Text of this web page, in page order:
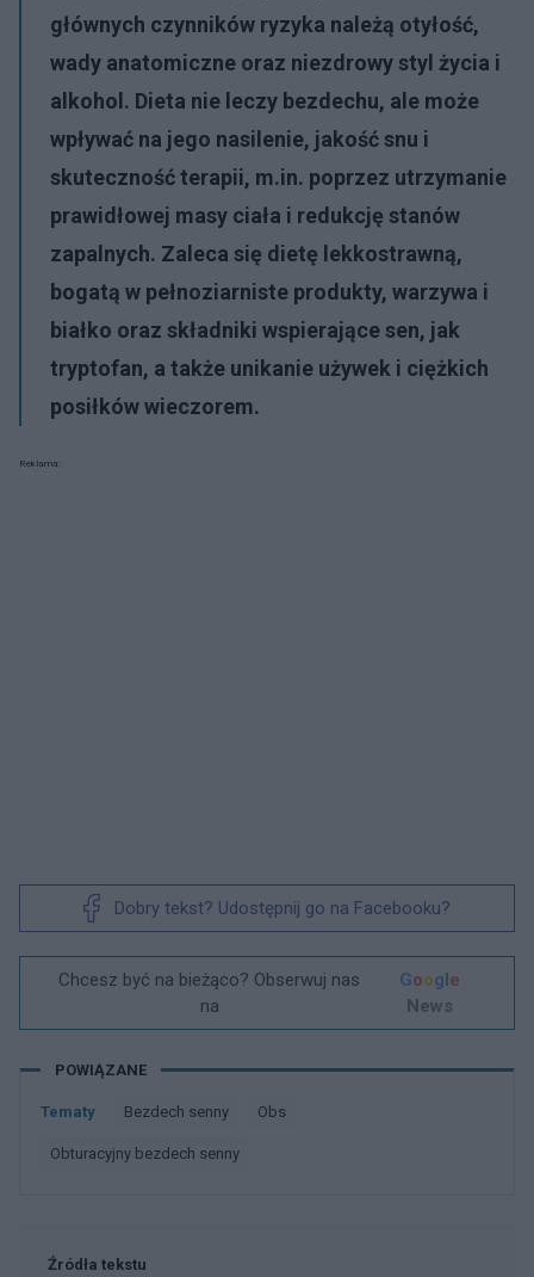
głównych czynników ryzyka należą otyłość,
wady anatomiczne oraz niezdrowy styl życia i
alkohol. Dieta nie leczy bezdechu, ale może
wpływać na jego nasilenie, jakość snu i
skuteczność terapii, m.in. poprzez utrzymanie
prawidłowej masy ciała i redukcję stanów
zapalnych. Zaleca się dietę lekkostrawną,
bogatą w pełnoziarniste produkty, warzywa i
białko oraz składniki wspierające sen, jak
tryptofan, a także unikanie używek i ciężkich
posiłków wieczorem.
Reklama:
Dobry tekst? Udostępnij go na Facebooku?
Chcesz być na bieżąco? Obserwuj nas
na
Google
News
POWIĄZANE
Tematy Bezdech senny Obs
Obturacyjny bezdech senny
Źródła tekstu